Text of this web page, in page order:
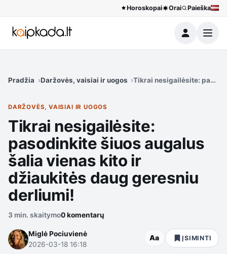
Horoskopai Orai Paieška
Meniu
Pradžia Daržovės, vaisiai ir uogos Tikrai nesigailėsite:
DARŽOVĖS, VAISIAI IR UOGOS
Tikrai nesigailėsite:
pasodinkite šiuos augalus
šalia vienas kito ir
džiaukitės daug geresniu
derliumi!
3 min. skaitymo0 komentarų
Miglė Pociuvienė
2026-03-18 16:18
Aa ĮSIMINTI